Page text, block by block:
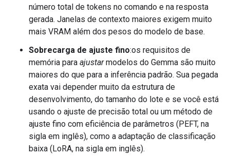
número total de tokens no comando e na resposta
gerada. Janelas de contexto maiores exigem muito
mais VRAM além dos pesos do modelo de base.
Sobrecarga de ajuste fino:os requisitos de
memória para ajustarmodelos do Gemma são muito
maiores do que para a inferência padrão. Sua pegada
exata vai depender muito da estrutura de
desenvolvimento, do tamanho do lote e se você está
usando o ajuste de precisão total ou um método de
ajuste fino com eficiência de parâmetros (PEFT, na
sigla em inglês), como a adaptação de classificação
baixa (LoRA, na sigla em inglês).